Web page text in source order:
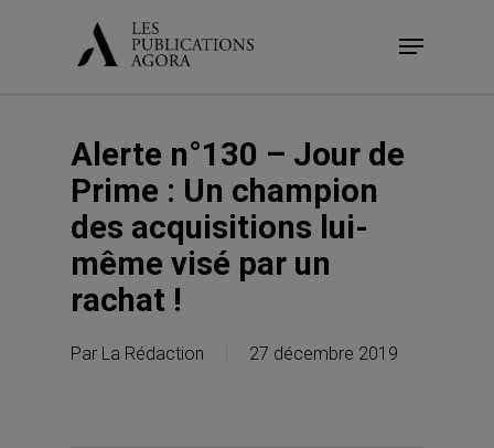
Menu
Alerte n°130 – Jour de
Prime : Un champion
des acquisitions lui-
même visé par un
rachat !
Par La Rédaction 27 décembre 2019